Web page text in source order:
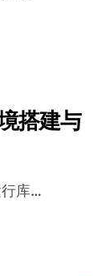
搭建与
行库…